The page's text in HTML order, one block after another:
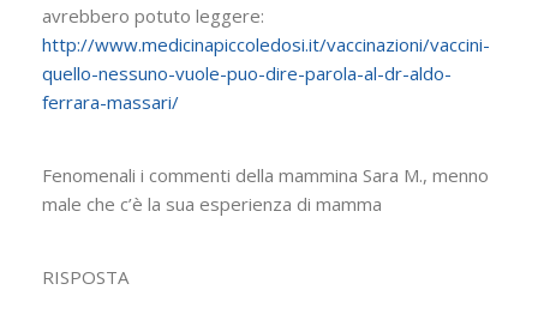
avrebbero potuto leggere:
http://www.medicinapiccoledosi.it/vaccinazioni/vaccini-
quello-nessuno-vuole-puo-dire-parola-al-dr-aldo-
ferrara-massari/
Fenomenali i commenti della mammina Sara M., menno
male che c’è la sua esperienza di mamma
RISPOSTA